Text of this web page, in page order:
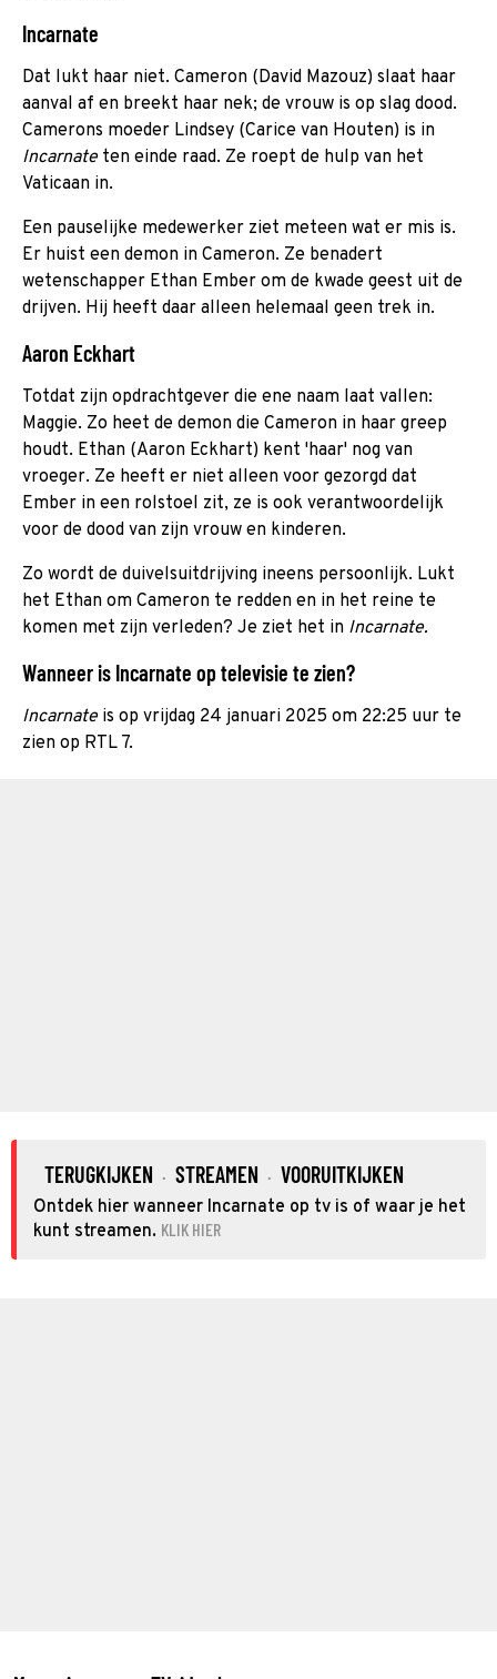
Incarnate
Dat lukt haar niet. Cameron (David Mazouz) slaat haar
aanval af en breekt haar nek; de vrouw is op slag dood.
Camerons moeder Lindsey (Carice van Houten) is in
Incarnateten einde raad. Ze roept de hulp van het
Vaticaan in.
Een pauselijke medewerker ziet meteen wat er mis is.
Er huist een demon in Cameron. Ze benadert
wetenschapper Ethan Ember om de kwade geest uit de
drijven. Hij heeft daar alleen helemaal geen trek in.
Aaron Eckhart
Totdat zijn opdrachtgever die ene naam laat vallen:
Maggie. Zo heet de demon die Cameron in haar greep
houdt. Ethan (Aaron Eckhart) kent 'haar' nog van
vroeger. Ze heeft er niet alleen voor gezorgd dat
Ember in een rolstoel zit, ze is ook verantwoordelijk
voor de dood van zijn vrouw en kinderen.
Zo wordt de duivelsuitdrijving ineens persoonlijk. Lukt
het Ethan om Cameron te redden en in het reine te
komen met zijn verleden? Je ziet het in Incarnate.
Wanneer is Incarnate op televisie te zien?
Incarnateis op vrijdag 24 januari 2025 om 22:25 uur te
zien op RTL 7.
TERUGKIJKEN · STREAMEN · VOORUITKIJKEN
Ontdek hier wanneer Incarnate op tv is of waar je het
kunt streamen. KLIK HIER